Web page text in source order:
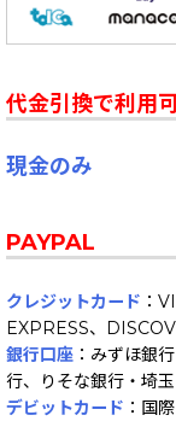
代金引換で利用
現金のみ
PAYPAL
クレジットカード ：
EXPRESS、
銀行口座 ：みずほ銀
行、りそな銀行・埼
デビットカード ：国